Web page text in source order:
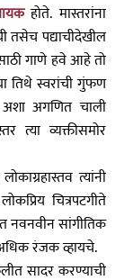
होते. मास्तरांना
तसेच पद्याचीदेखील
गाणे हवे आहे तो
तिथे स्वरांची गुंफण
अगणित चाली
त्या व्यक्तीसमोर
त्यांनी
चित्रपटगीते
नवनवीन सांगीतिक
रंजक व्हायचे.
सादर करण्याची